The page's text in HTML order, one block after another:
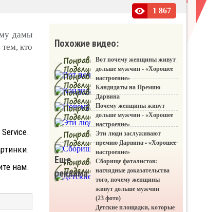
1 867
дамы
кто
нам.
Похожие видео:
Вот почему женщины живут
дольше мужчин - «Хорошее
настроение»
Кандидаты на Премию
Дарвина
Почему женщины живут
дольше мужчин - «Хорошее
настроение»
Эти люди заслуживают
премию Дарвина - «Хорошее
настроение»
Сборище фаталистов:
наглядные доказательства
того, почему женщины
живут дольше мужчин
(23 фото)
Детские площадки, которые
Еще
реклама